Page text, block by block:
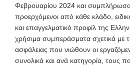
Φεβρουαρίου 2024 και
προερχόμενοι από κάθε κλάδο,
και επαγγελματικό προφίλ της
χρήσιμα συμπεράσματα σχετικά με
ασφάλειας που νιώθουν οι
συνολικά και ανά κατηγορία, τους